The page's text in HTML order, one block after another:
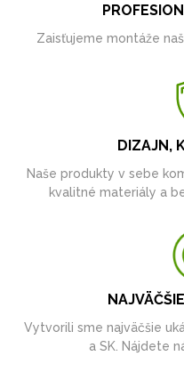
Zaisťujeme montáže
DIZAJN,
Naše produkty v sebe
kvalitné materiály a
Vytvorili sme najväčšie
a SK. Nájdete